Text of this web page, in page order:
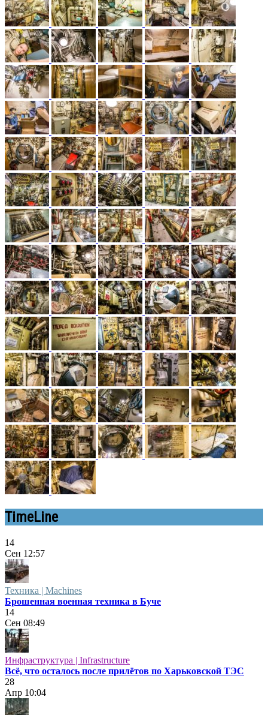
TimeLine
14
Сен 12:57
Техника | Machines
Брошенная военная техника в Буче
14
Сен 08:49
Инфраструктура | Infrastructure
Всё, что осталось после прилётов по Харьковской ТЭС
28
Апр 10:04